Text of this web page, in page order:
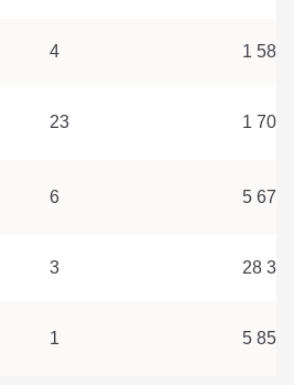
4 1 586
23 1 708
6 5 673
3 28
1 5 856